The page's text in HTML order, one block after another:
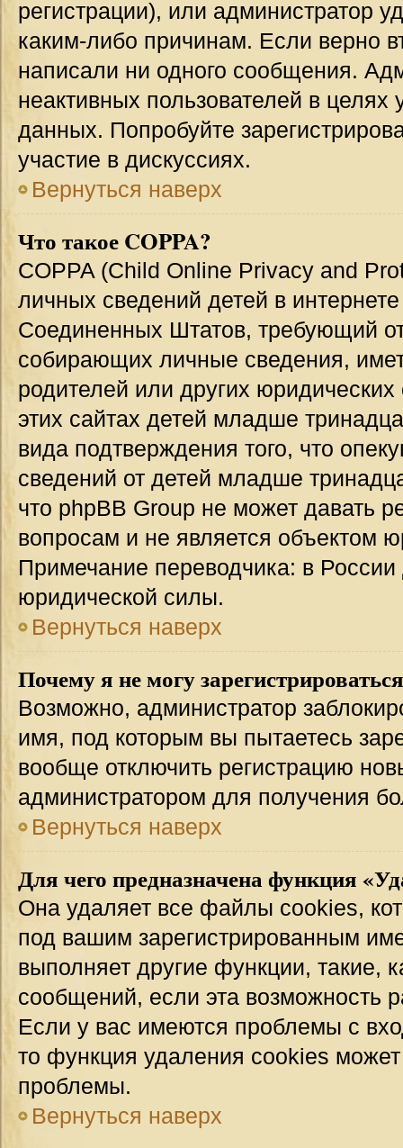
регистрации), или администратор
каким-либо причинам. Если верно
написали ни одного сообщения.
неактивных пользователей в
данных. Попробуйте
участие в дискуссиях.
Вернуться наверх
Что такое COPPA?
COPPA (Child Online Privacy and
личных сведений детей в
Соединенных Штатов, требующий
собирающих личные сведения,
родителей или других
этих сайтах детей младше
вида подтверждения того, что
сведений от детей младше
что phpBB Group не может давать
вопросам и не является объектом
Примечание переводчика: в
юридической силы.
Вернуться наверх
Почему я не могу
Возможно, администратор
имя, под которым вы пытаетесь
вообще отключить регистрацию
администратором для получения
Вернуться наверх
Для чего предназначена функция
Она удаляет все файлы cookies,
под вашим зарегистрированным
выполняет другие функции, такие,
сообщений, если эта возможность
Если у вас имеются проблемы с
то функция удаления cookies
проблемы.
Вернуться наверх